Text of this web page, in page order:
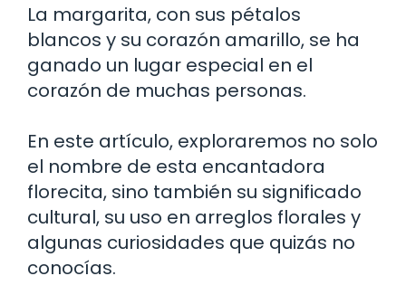
La margarita, con sus pétalos
blancos y su corazón amarillo, se ha
ganado un lugar especial en el
corazón de muchas personas.
En este artículo, exploraremos no solo
el nombre de esta encantadora
florecita, sino también su significado
cultural, su uso en arreglos florales y
algunas curiosidades que quizás no
conocías.